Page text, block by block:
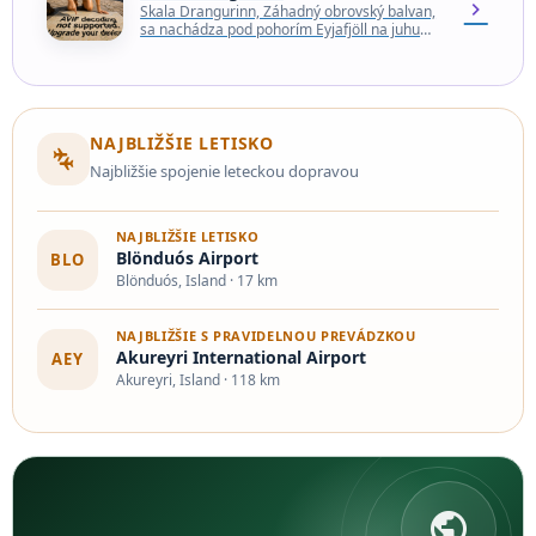
Skala Drangurinn, Záhadný obrovský balvan,
sa nachádza pod pohorím Eyjafjöll na juhu
chevron_right
connecting_airports
NAJBLIŽŠIE LETISKO
Najbližšie spojenie leteckou dopravou
BLO
NAJBLIŽŠIE LETISKO
Blönduós Airport
Blönduós, Island · 17 km
AEY
NAJBLIŽŠIE S PRAVIDELNOU PREVÁDZKOU
Akureyri International Airport
Akureyri, Island · 118 km